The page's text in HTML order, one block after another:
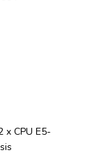
x CPU E5-